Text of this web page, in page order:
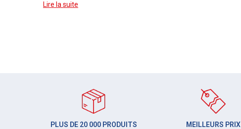
Lire la suite
PLUS DE 20 000 PRODUITS MEILLEURS PRIX